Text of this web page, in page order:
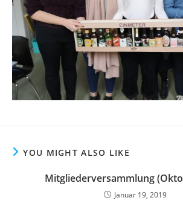
YOU MIGHT ALSO LIKE
Mitgliederversammlung
Januar 19, 2019